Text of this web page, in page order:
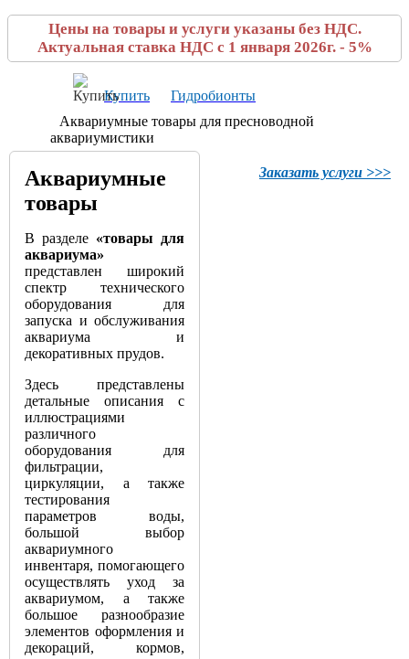
Цены на товары и услуги указаны без НДС.
Актуальная ставка НДС с 1 января 2026г. - 5%
Купить
Гидробионты
Аквариумные товары для пресноводной
аквариумистики
Заказать услуги >>>
Аквариумные
товары
В разделе «товары для
аквариума»
представлен широкий
спектр технического
оборудования для
запуска и обслуживания
аквариума и
декоративных прудов.
Здесь представлены
детальные описания с
иллюстрациями
различного
оборудования для
фильтрации,
циркуляции, а также
тестирования
параметров воды,
большой выбор
аквариумного
инвентаря, помогающего
осуществлять уход за
аквариумом, а также
большое разнообразие
элементов оформления и
декораций, кормов,